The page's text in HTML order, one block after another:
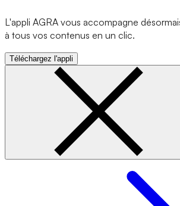
L'appli AGRA vous accompagne
à tous vos contenus en un clic.
Téléchargez l'appli